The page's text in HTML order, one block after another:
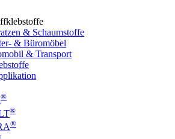
& Schaumstoffe
& Büromöbel
& Transport
®
®
®